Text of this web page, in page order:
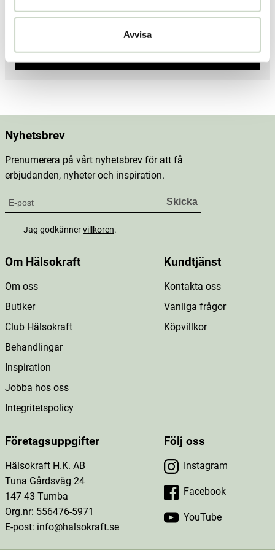
Avvisa
Spara som vald butik
Nyhetsbrev
Prenumerera på vårt nyhetsbrev för att få
erbjudanden, nyheter och inspiration.
Jag godkännervillkoren.
Om Hälsokraft
Om oss
Butiker
Club Hälsokraft
Behandlingar
Inspiration
Jobba hos oss
Integritetspolicy
Kundtjänst
Kontakta oss
Vanliga frågor
Köpvillkor
Företagsuppgifter
Hälsokraft H.K. AB
Tuna Gårdsväg 24
147 43 Tumba
Org.nr: 556476-5971
E-post: info@halsokraft.se
Följ oss
Instagram
Facebook
YouTube